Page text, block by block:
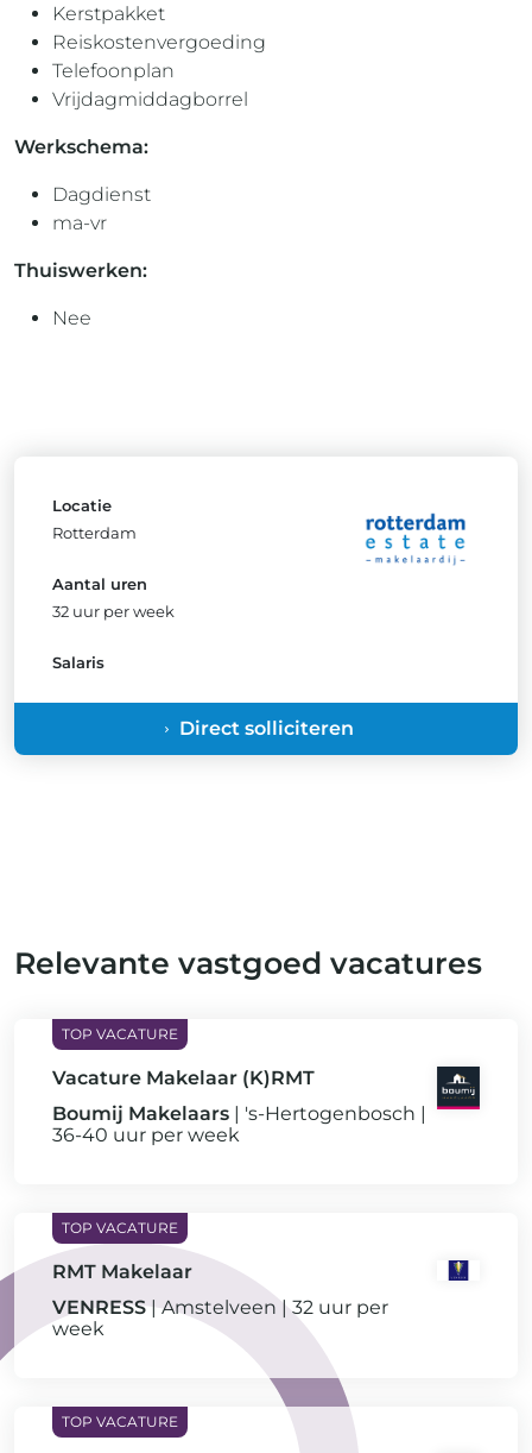
Kerstpakket
Reiskostenvergoeding
Telefoonplan
Vrijdagmiddagborrel
Werkschema:
Dagdienst
ma-vr
Thuiswerken:
Nee
Locatie
Rotterdam
Aantal uren
32 uur per week
Salaris
Direct solliciteren
Relevante vastgoed vacatures
Vacature Makelaar (K)RMT
Boumij Makelaars
's-Hertogenbosch
36-40 uur per week
RMT Makelaar
VENRESS Amstelveen 32 uur per
week